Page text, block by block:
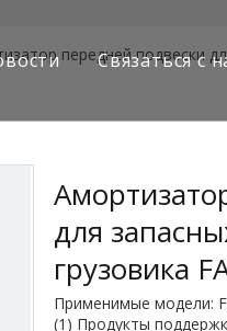
Связаться с
передней подвески
для
грузовика
Применимые модели:
(1) Продукты